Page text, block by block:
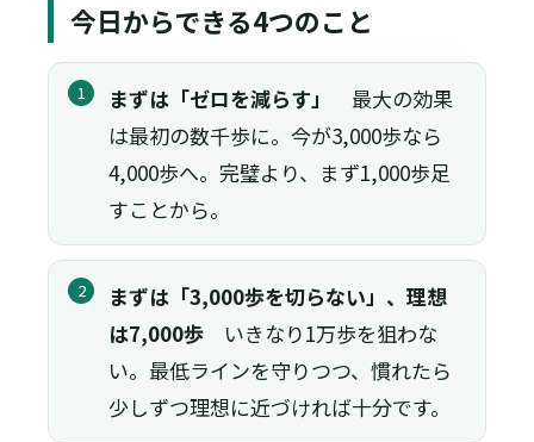
今日からできる4つのこと
1 まずは「ゼロを減らす」
最大の効果
は最初の数千歩に。今が3,000歩なら
4,000歩へ。完璧より、まず1,000歩足
すことから。
2
まずは「3,000歩を切らない」、理想
は7,000歩 いきなり1万歩を狙わな
い。最低ラインを守りつつ、慣れたら
少しずつ理想に近づければ十分です。